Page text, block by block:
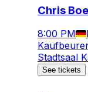
Chris
8:00 PM
Stadtsaal
See tickets